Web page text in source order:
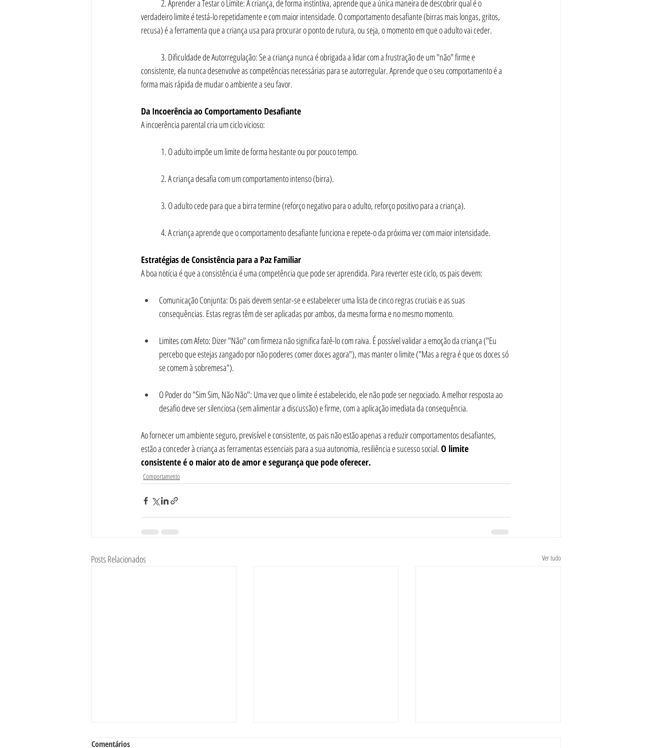
verdadeiro limite é testá-lo repetidamente e com maior intensidade. O comportamento desafiante (birras mais longas, gritos,
recusa) é a ferramenta que a criança usa para procurar o ponto de rutura, ou seja, o momento em que o adulto vai ceder.
consistente, ela nunca desenvolve as competências necessárias para se autorregular. Aprende que o seu comportamento é a
forma mais rápida de mudar o ambiente a seu favor.
Da Incoerência ao Comportamento Desafiante
A incoerência parental cria um ciclo vicioso:
	1. O adulto impõe um limite de forma hesitante ou por pouco tempo.
	2. A criança desafia com um comportamento intenso (birra).
	3. O adulto cede para que a birra termine (reforço negativo para o adulto, reforço positivo para a criança).
	4. A criança aprende que o comportamento desafiante funciona e repete-o da próxima vez com maior intensidade.
Estratégias de Consistência para a Paz Familiar
A boa notícia é que a consistência é uma competência que pode ser aprendida. Para reverter este ciclo, os pais devem:
Comunicação Conjunta: Os pais devem sentar-se e estabelecer uma lista de cinco regras cruciais e as suas
consequências. Estas regras têm de ser aplicadas por ambos, da mesma forma e no mesmo momento.
Limites com Afeto: Dizer "Não" com firmeza não significa fazê-lo com raiva. É possível validar a emoção da criança ("Eu
percebo que estejas zangado por não poderes comer doces agora"), mas manter o limite ("Mas a regra é que os doces só
se comem à sobremesa").
O Poder do "Sim Sim, Não Não": Uma vez que o limite é estabelecido, ele não pode ser negociado. A melhor resposta ao
desafio deve ser silenciosa (sem alimentar a discussão) e firme, com a aplicação imediata da consequência.
Ao fornecer um ambiente seguro, previsível e consistente, os pais não estão apenas a reduzir comportamentos desafiantes,
estão a conceder à criança as ferramentas essenciais para a sua autonomia, resiliência e sucesso social. O limite
consistente é o maior ato de amor e segurança que pode oferecer.
Comportamento
Posts Relacionados Ver tudo
Comentários